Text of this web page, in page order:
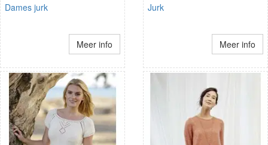
Dames jurk
Meer info
Jurk
Meer info